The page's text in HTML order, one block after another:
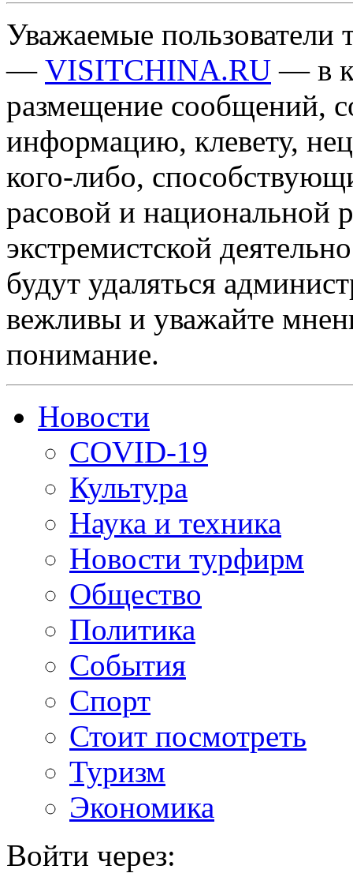
Уважаемые пользователи
— VISITCHINA.RU — в
размещение сообщений,
информацию, клевету,
кого-либо,
расовой и национальной
экстремистской
будут удаляться
вежливы и уважайте
понимание.
Новости
COVID-19
Культура
Наука и техника
Новости турфирм
Общество
Политика
События
Спорт
Стоит посмотреть
Туризм
Экономика
Войти через: